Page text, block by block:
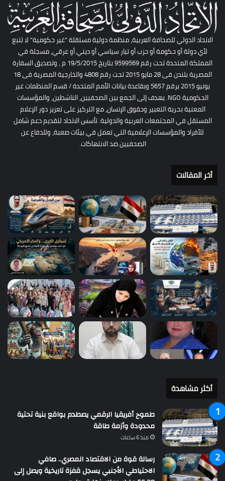
الاتحاد الدولي للصحافة العربية، منظمة دولية مستقلة "غير حكومية" لا تتبع
لأي دولة أو حكومة أو حزب أو تيار سياسي أو ديني أو عرقي، مسجلة في
المملكة المتحدة تحت رقم 9599569 بتاريخ 19/5/2015 م , وتصديق السفارة
المصرية بلندن فى 28 مايو 2015 تحت رقم 4808 والخارجية المصرية فى 18
يونيو 2015 برقم 5657 وبقاعدة بيانات الأمم المتحدة / قسم المنظمات غير
الحكومية NGO. يهدف إلى الجمع بين الصحفيين، الناشطين، والمؤسسات
المعنية بحرية التعبير وحقوق الإنسان، مع التركيز على تعزيز دور الإعلام
المستقل في المجتمعات العربية والدولية. تأسس الاتحاد لتقديم دعم شامل
للأفراد والمؤسسات الإعلامية التي تعمل في بيئات صعبة، وللدفاع عن
الصحفيين ضد الانتهاكات.
أخر المقالات
أكثر مشاهدة
طموح أفريقيا الرقمي يصطدم بواقع بنية تحتية
محدودة وأزمة طاقة
منذ 6 ساعات
رسالة قوة من الاقتصاد المصري.. صافي
الاحتياطي الأجنبي يسجل قفزة تاريخية ويصل إلى